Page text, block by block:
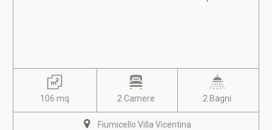
106 mq 2 Camere 2 Bagni
Fiumicello Villa Vicentina